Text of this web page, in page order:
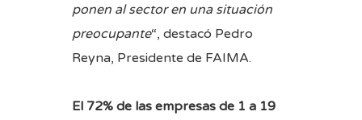
ponen al sector en una situación
preocupante“, destacó Pedro
Reyna, Presidente de FAIMA.
El 72% de las empresas de 1 a 19